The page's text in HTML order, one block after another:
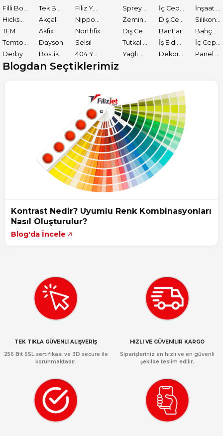
Filli Boya Tek Boya
Filiz Yapı Market
Hickson Decor
Akçali
Nippon Paint
TEM
Akfix
Northfix
Temtools
Dayson
Selsil
Derby
Bostik 404 Yapıştırıcı
Sprey Boyalar İç Cephe Astarları
İnşaat Tamir Malzemeleri
Zemin Boyası
Dış Cephe Boyaları
Silikon ve Mastikler
Dış Cephe Astarları
Bantlar
Bahçe El Aletleri
Tutkal ve Yapıştırıcılar
İş Eldiveni
İç Cephe Boyaları
Yağlı Boyalar
Dekoratif Boyalar Panel Kapı Boyası
Blogdan Seçtiklerimiz
Kontrast Nedir? Uyumlu Renk Kombinasyonları
Nasıl Oluşturulur?
Blog'da İncele
TEK TIKLA GÜVENLİ ALIŞVERİŞ
256 Bit SSL sertifikası ve 3D secure ile
korunmaktadır.
HIZLI VE GÜVENİLİR KARGO
Siparişleriniz en hızlı ve en güvenli
şekilde teslim edilir.